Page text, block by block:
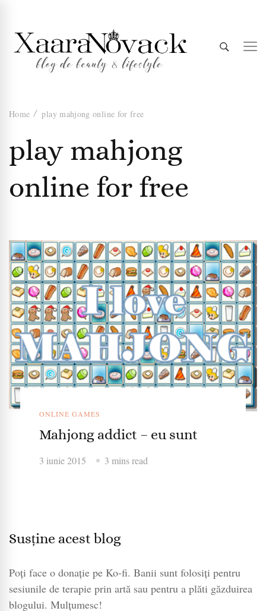
Xaara
Novack
Home play mahjong online for free
play mahjong
online for free
ONLINE GAMES
Mahjong addict – eu sunt
3 iunie 2015 3 mins read
Susține acest blog
Poți face o donație pe Ko-fi. Banii sunt folosiți pentru
sesiunile de terapie prin artă sau pentru a plăti găzduirea
blogului. Mulțumesc!